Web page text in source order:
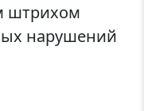
штрихом
нарушений